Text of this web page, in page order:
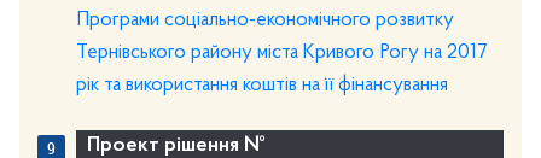
Програми соціально-економічного розвитку
Тернівського району міста Кривого Рогу на 2017
рік та використання коштів на її фінансування
Проект рішення №